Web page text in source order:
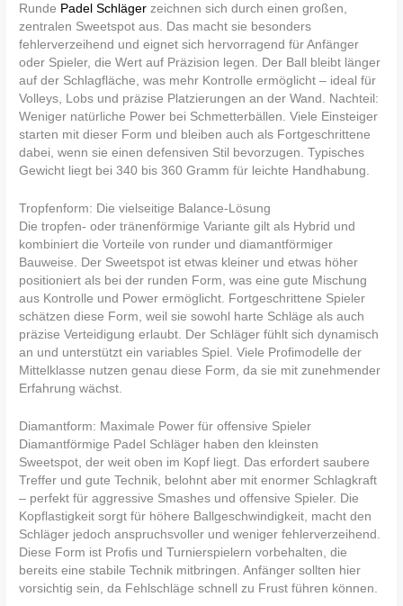
Runde Padel Schläger zeichnen sich durch einen großen,
zentralen Sweetspot aus. Das macht sie besonders
fehlerverzeihend und eignet sich hervorragend für Anfänger
oder Spieler, die Wert auf Präzision legen. Der Ball bleibt länger
auf der Schlagfläche, was mehr Kontrolle ermöglicht – ideal für
Volleys, Lobs und präzise Platzierungen an der Wand. Nachteil:
Weniger natürliche Power bei Schmetterbällen. Viele Einsteiger
starten mit dieser Form und bleiben auch als Fortgeschrittene
dabei, wenn sie einen defensiven Stil bevorzugen. Typisches
Gewicht liegt bei 340 bis 360 Gramm für leichte Handhabung.
Tropfenform: Die vielseitige Balance-Lösung
Die tropfen- oder tränenförmige Variante gilt als Hybrid und
kombiniert die Vorteile von runder und diamantförmiger
Bauweise. Der Sweetspot ist etwas kleiner und etwas höher
positioniert als bei der runden Form, was eine gute Mischung
aus Kontrolle und Power ermöglicht. Fortgeschrittene Spieler
schätzen diese Form, weil sie sowohl harte Schläge als auch
präzise Verteidigung erlaubt. Der Schläger fühlt sich dynamisch
an und unterstützt ein variables Spiel. Viele Profimodelle der
Mittelklasse nutzen genau diese Form, da sie mit zunehmender
Erfahrung wächst.
Diamantform: Maximale Power für offensive Spieler
Diamantförmige Padel Schläger haben den kleinsten
Sweetspot, der weit oben im Kopf liegt. Das erfordert saubere
Treffer und gute Technik, belohnt aber mit enormer Schlagkraft
– perfekt für aggressive Smashes und offensive Spieler. Die
Kopflastigkeit sorgt für höhere Ballgeschwindigkeit, macht den
Schläger jedoch anspruchsvoller und weniger fehlerverzeihend.
Diese Form ist Profis und Turnierspielern vorbehalten, die
bereits eine stabile Technik mitbringen. Anfänger sollten hier
vorsichtig sein, da Fehlschläge schnell zu Frust führen können.